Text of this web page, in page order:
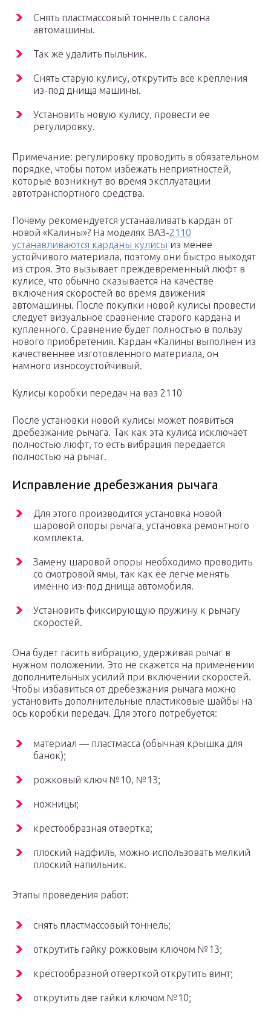
Снять пластмассовый тоннель с салона
автомашины.
Так же удалить пыльник.
Снять старую кулису, открутить все крепления
из-под днища машины.
Установить новую кулису, провести ее
регулировку.
Примечание: регулировку проводить в обязательном
порядке, чтобы потом избежать неприятностей,
которые возникнут во время эксплуатации
автотранспортного средства.
Почему рекомендуется устанавливать кардан от
новой «Калины»? На моделях ВАЗ-2110
устанавливаются карданы кулисы из менее
устойчивого материала, поэтому они быстро выходят
из строя. Это вызывает преждевременный люфт в
кулисе, что обычно сказывается на качестве
включения скоростей во время движения
автомашины. После покупки новой кулисы провести
следует визуальное сравнение старого кардана и
купленного. Сравнение будет полностью в пользу
нового приобретения. Кардан «Калины выполнен из
качественнее изготовленного материала, он
намного износоустойчивый.
Кулисы коробки передач на ваз 2110
После установки новой кулисы может появиться
дребезжание рычага. Так как эта кулиса исключает
полностью люфт, то есть вибрация передается
полностью на рычаг.
Исправление дребезжания рычага
Для этого производится установка новой
шаровой опоры рычага, установка ремонтного
комплекта.
Замену шаровой опоры необходимо проводить
со смотровой ямы, так как ее легче менять
именно из-под днища автомобиля.
Установить фиксирующую пружину к рычагу
скоростей.
Она будет гасить вибрацию, удерживая рычаг в
нужном положении. Это не скажется на применении
дополнительных усилий при включении скоростей.
Чтобы избавиться от дребезжания рычага можно
установить дополнительные пластиковые шайбы на
ось коробки передач. Для этого потребуется:
материал — пластмасса (обычная крышка для
банок);
рожковый ключ №10, №13;
ножницы;
крестообразная отвертка;
плоский надфиль, можно использовать мелкий
плоский напильник.
Этапы проведения работ:
снять пластмассовый тоннель;
открутить гайку рожковым ключом №13;
крестообразной отверткой открутить винт;
открутить две гайки ключом №10;